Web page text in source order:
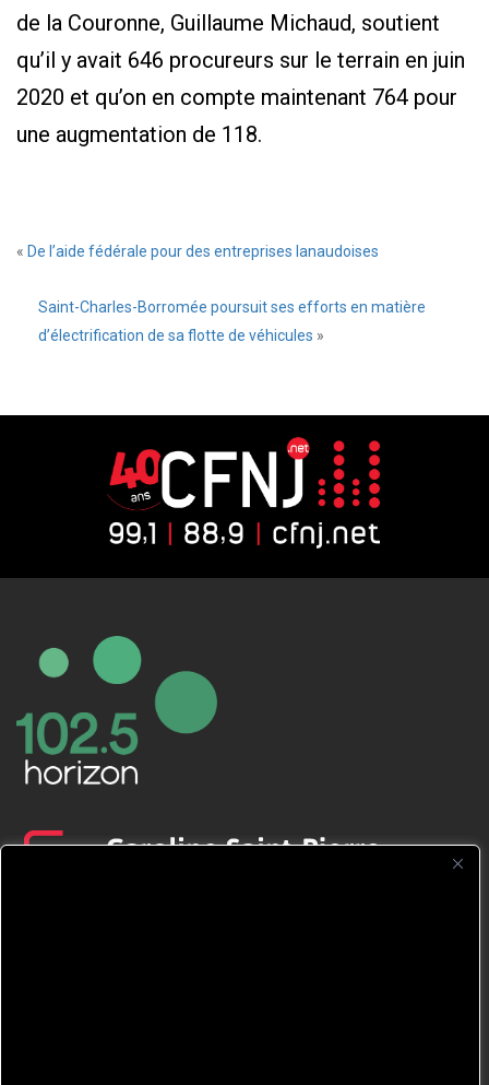
de la Couronne, Guillaume Michaud, soutient
qu’il y avait 646 procureurs sur le terrain en juin
2020 et qu’on en compte maintenant 764 pour
une augmentation de 118.
« De l’aide fédérale pour des entreprises lanaudoises
Saint-Charles-Borromée poursuit ses efforts en matière
d’électrification de sa flotte de véhicules »